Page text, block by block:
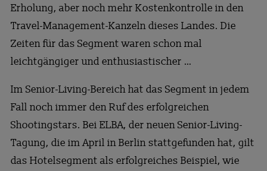
Erholung, aber noch mehr Kostenkontrolle in den
Travel-Management-Kanzeln dieses Landes. Die
Zeiten für das Segment waren schon mal
leichtgängiger und enthusiastischer …
Im Senior-Living-Bereich hat das Segment in jedem
Fall noch immer den Ruf des erfolgreichen
Shootingstars. Bei ELBA, der neuen Senior-Living-
Tagung, die im April in Berlin stattgefunden hat, gilt
das Hotelsegment als erfolgreiches Beispiel, wie